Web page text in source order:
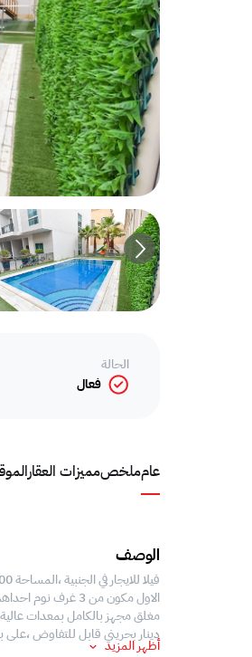
عامملخصمميزات العقار
الحالة
فعال
الوصف
دينار بحريني قابل للتفاوض
أظهر المزيد